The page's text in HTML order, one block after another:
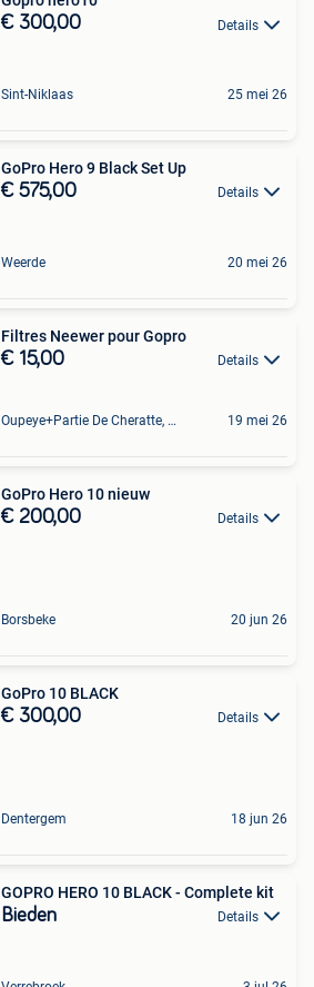
€ 300,00 Details
Sint-Niklaas 25 mei 26
GoPro Hero 9 Black Set Up
€ 575,00 Details
Weerde 20 mei 26
Filtres Neewer pour Gopro
€ 15,00 Details
Oupeye+Partie De Cheratte, Herstal Et Wandre 19 mei 26
GoPro Hero 10 nieuw
€ 200,00 Details
Borsbeke 20 jun 26
GoPro 10 BLACK
€ 300,00 Details
Dentergem 18 jun 26
GOPRO HERO 10 BLACK - Complete kit
Bieden Details